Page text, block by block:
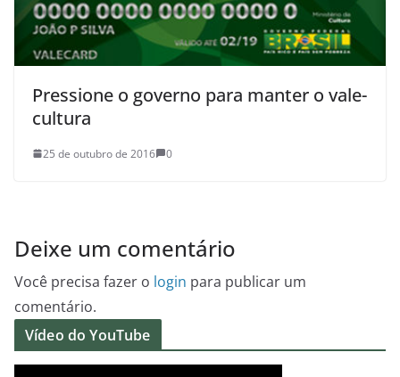
Pressione o governo para manter o vale-
cultura
25 de outubro de 2016 0
Deixe um comentário
Você precisa fazer o login para publicar um
comentário.
Vídeo do YouTube